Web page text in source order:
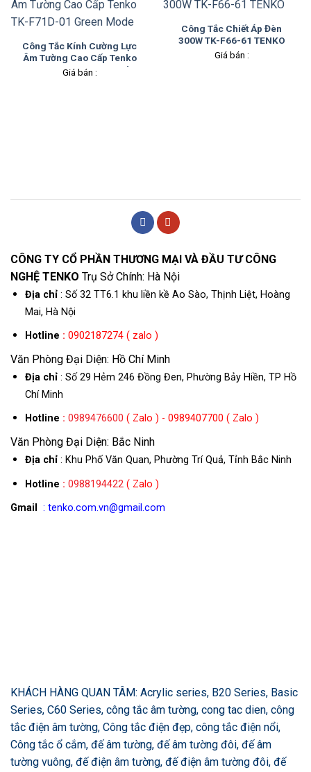
Công Tắc Kính Cường Lực
Âm Tường Cao Cấp Tenko
TK-F71D-01 Green Mode
Giá bán :
Công Tắc Chiết Áp Đèn
300W TK-F66-61 TENKO
Giá bán :
CÔNG TY CỔ PHẦN THƯƠNG MẠI VÀ ĐẦU TƯ CÔNG
NGHỆ TENKO Trụ Sở Chính: Hà Nội
Địa chỉ: Số 32 TT6.1 khu liền kề Ao Sào, Thịnh Liệt, Hoàng
Mai, Hà Nội
Hotline : 0902187274 ( zalo )
Văn Phòng Đại Diện: Hồ Chí Minh
Địa chỉ: Số 29 Hẻm 246 Đồng Đen, Phường Bảy Hiền, TP Hồ
Chí Minh
Hotline : 0989476600 ( Zalo ) - 0989407700 ( Zalo )
Văn Phòng Đại Diện: Bắc Ninh
Địa chỉ: Khu Phố Văn Quan, Phường Trí Quả, Tỉnh Bắc Ninh
Hotline : 0988194422( Zalo )
Gmail : tenko.com.vn@gmail.com
KHÁCH HÀNG QUAN TÂM: Acrylic series, B20 Series, Basic
Series, C60 Series, công tắc âm tường, cong tac dien, công
tắc điện âm tường, Công tắc điện đẹp, công tắc điện nổi,
Công tắc ổ cắm, đế âm tường, đế âm tường đôi, đế âm
tường vuông, đế điện âm tường, đế điện âm tường đôi, đế